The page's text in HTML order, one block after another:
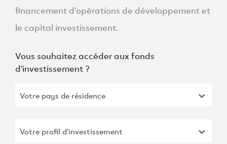
financement d’opérations de développement et
le capital investissement.
Vous souhaitez accéder aux fonds
d'investissement ?